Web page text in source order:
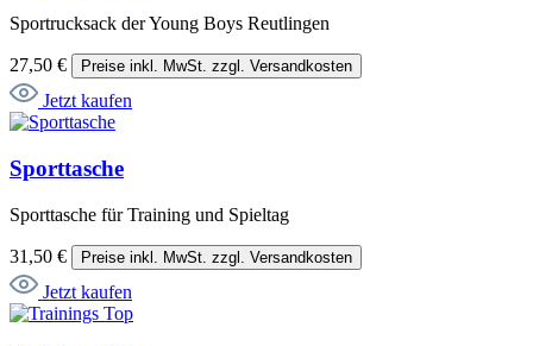
Sportrucksack der Young Boys Reutlingen
27,50 € Preise inkl. MwSt. zzgl. Versandkosten
Jetzt kaufen
Sporttasche
Sporttasche für Training und Spieltag
31,50 € Preise inkl. MwSt. zzgl. Versandkosten
Jetzt kaufen